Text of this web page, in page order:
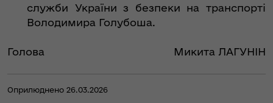
служби України з безпеки на транспорті
Володимира Голубоша.
Голова Микита ЛАГУНІН
Оприлюднено 26.03.2026